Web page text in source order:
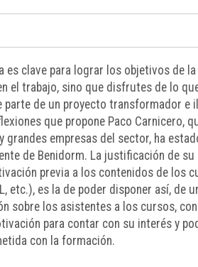
es clave para lograr los objetivos de la
el trabajo, sino que disfrutes de lo
parte de un proyecto transformador e
que propone Paco Carnicero,
grandes empresas del sector, ha
de Benidorm. La justificación de
previa a los contenidos de los
etc.), es la de poder disponer así, de
sobre los asistentes a los cursos, con
para contar con su interés y
con la formación.